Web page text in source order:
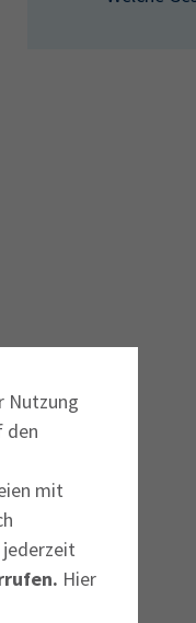
Nutzung
den
mit
Hier